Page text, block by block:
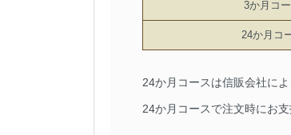
3か月コ
24か月コ
24か月コースは信販会社に
24か月コースで注文時にお